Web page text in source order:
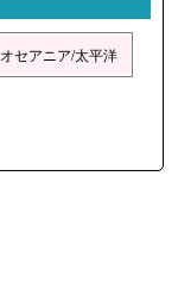
オセアニア/太平洋